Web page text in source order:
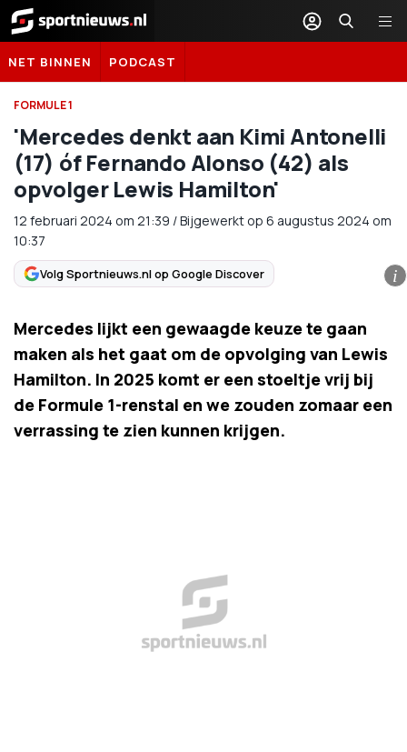
Sportnieuws.nl
NET BINNEN PODCAST
FORMULE 1
'Mercedes denkt aan Kimi Antonelli
(17) óf Fernando Alonso (42) als
opvolger Lewis Hamilton'
12 februari 2024 om 21:39 /Bijgewerkt op 6 augustus 2024 om
10:37
Volg Sportnieuws.nl op Google Discover i
Mercedes lijkt een gewaagde keuze te gaan
maken als het gaat om de opvolging van Lewis
Hamilton. In 2025 komt er een stoeltje vrij bij
de Formule 1-renstal en we zouden zomaar een
verrassing te zien kunnen krijgen.